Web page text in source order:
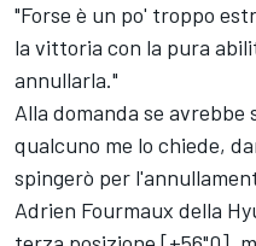
"Forse è un po' troppo
la vittoria con la pura
annullarla."
Alla domanda se
qualcuno me lo chiede,
spingerò per
Adrien Fourmaux della